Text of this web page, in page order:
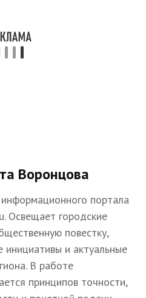
Воронцова
портала
Освещает городские
повестку,
инициативы и актуальные
В работе
принципов точности,